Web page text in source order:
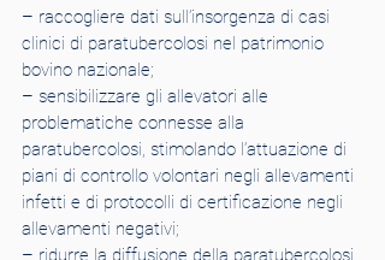
– raccogliere dati sull’insorgenza di casi
clinici di paratubercolosi nel patrimonio
bovino nazionale;
– sensibilizzare gli allevatori alle
problematiche connesse alla
paratubercolosi, stimolando l’attuazione di
piani di controllo volontari negli allevamenti
infetti e di protocolli di certificazione negli
allevamenti negativi;
– ridurre la diffusione della paratubercolosi